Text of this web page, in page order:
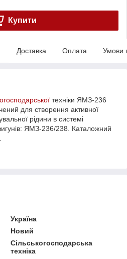
Купити
Доставка Оплата Умови
техніки ЯМЗ-236
для створення активної
рідини в системі
ЯМЗ-236/238. Каталожний
Україна
Новий
Сільськогосподарська
техніка